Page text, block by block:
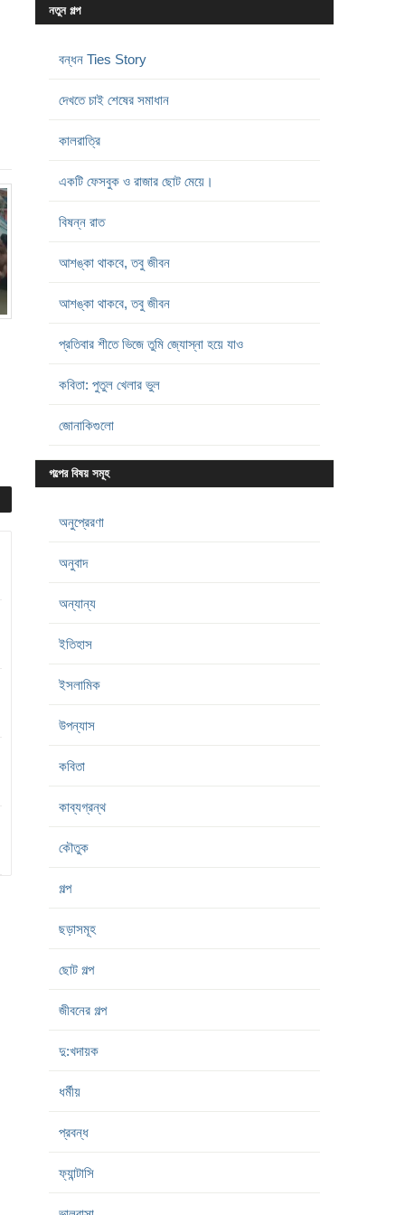
নতুন গল্প
বন্ধন Ties Story
দেখতে চাই শেষের সমাধান
কালরাত্রি
একটি ফেসবুক ও রাজার ছোট মেয়ে।
বিষন্ন রাত
আশঙ্কা থাকবে, তবু জীবন
আশঙ্কা থাকবে, তবু জীবন
প্রতিবার শীতে ভিজে তুমি জ্যোস্না হয়ে যাও
কবিতা: পুতুল খেলার ভুল
জোনাকিগুলো
গল্পের বিষয় সমূহ
অনুপ্রেরণা
অনুবাদ
অন্যান্য
ইতিহাস
ইসলামিক
উপন্যাস
কবিতা
কাব্যগ্রন্থ
কৌতুক
গল্প
ছড়াসমূহ
ছোট গল্প
জীবনের গল্প
দু:খদায়ক
ধর্মীয়
প্রবন্ধ
ফ্যান্টাসি